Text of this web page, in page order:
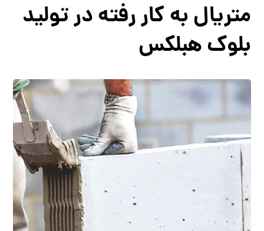
متریال به کار رفته در تولید
بلوک هبلکس